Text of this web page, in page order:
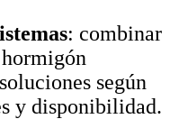
: combinar
según
y disponibilidad.